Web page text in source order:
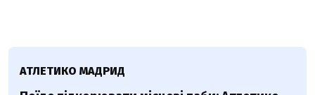
АТЛЕТИКО МАДРИД